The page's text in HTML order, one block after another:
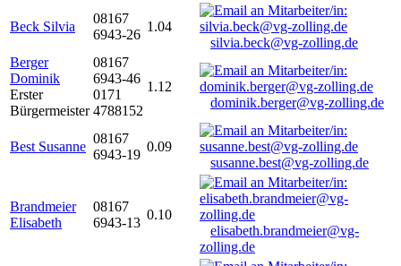
Beck Silvia
08167
6943-26
1.04
silvia.beck@vg-zolling.de
Berger
Dominik
Erster
Bürgermeister
08167
6943-46
0171
4788152
1.12
dominik.berger@vg-zolling.de
Best Susanne
08167
6943-19
0.09
susanne.best@vg-zolling.de
Brandmeier
Elisabeth
08167
6943-13
0.10
elisabeth.brandmeier@vg-
zolling.de